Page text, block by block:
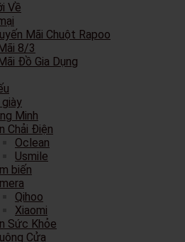
Về
Mãi Chuột Rapoo
8/3
Đồ Gia Dụng
giày
Minh
Chải Điện
Oclean
Usmile
biến
Qihoo
Xiaomi
Sức Khỏe
Cửa